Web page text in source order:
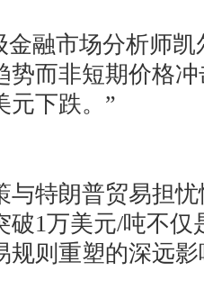
融市场分析师凯
势而非短期价格
元下跌。”
特朗普贸易担忧
破1万美元/吨不仅
规则重塑的深远